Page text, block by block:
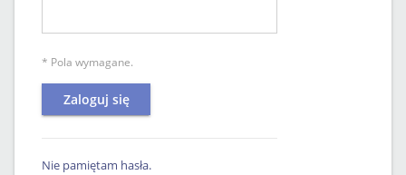
* Pola wymagane.
Zaloguj się
Nie pamiętam hasła.